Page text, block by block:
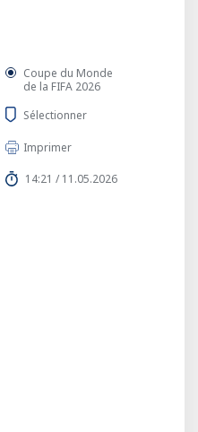
Coupe du Monde
de la FIFA 2026
Sélectionner
Imprimer
14:21 / 11.05.2026